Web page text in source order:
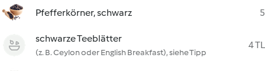
Pfefferkörner, schwarz 5
schwarze Teeblätter
(z. B. Ceylon oder English Breakfast), siehe Tipp
4 TL